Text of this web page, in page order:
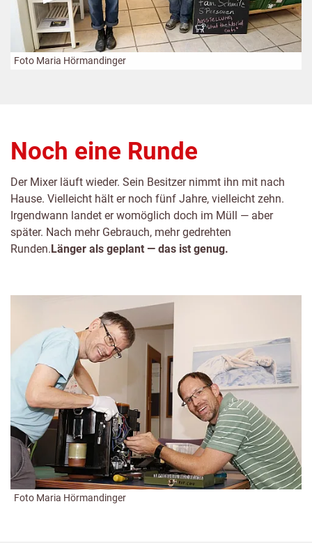
Foto Maria Hörmandinger
Noch eine Runde
Der Mixer läuft wieder. Sein Besitzer nimmt ihn mit nach
Hause. Vielleicht hält er noch fünf Jahre, vielleicht zehn.
Irgendwann landet er womöglich doch im Müll — aber
später. Nach mehr Gebrauch, mehr gedrehten
Runden.Länger als geplant — das ist genug.
Foto Maria Hörmandinger